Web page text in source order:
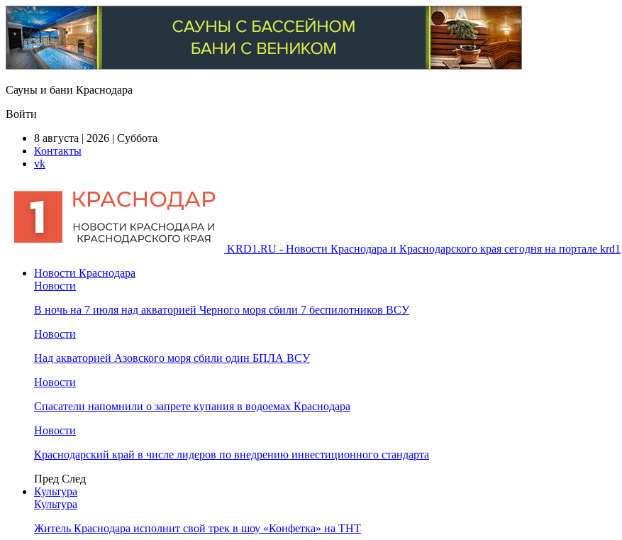
Сауны и бани Краснодара
Войти
8 августа | 2026 | Суббота
Контакты
vk
KRD1.RU - Новости Краснодара и Краснодарского края сегодня на портале krd1
Новости Краснодара
Новости
В ночь на 7 июля над акваторией Черного моря сбили 7 беспилотников ВСУ
Новости
Над акваторией Азовского моря сбили один БПЛА ВСУ
Новости
Спасатели напомнили о запрете купания в водоемах Краснодара
Новости
Краснодарский край в числе лидеров по внедрению инвестиционного стандарта
Пред След
Культура
Культура
Житель Краснодара исполнит свой трек в шоу «Конфетка» на ТНТ